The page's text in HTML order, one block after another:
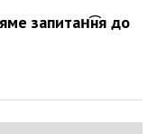
запитан͡ня до